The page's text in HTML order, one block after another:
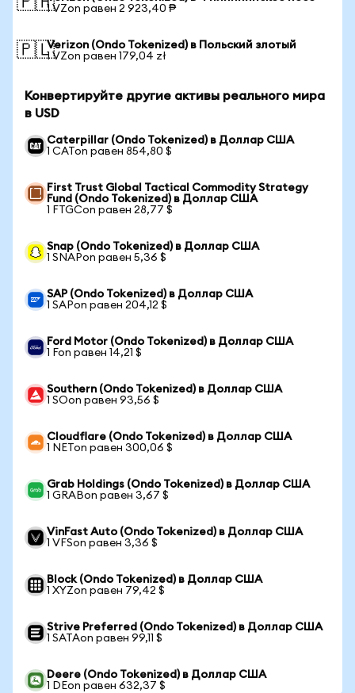
1 VZon равен 2 923,40 ₱
🇵🇱Verizon (Ondo Tokenized) в Польский злотый
1 VZon равен 179,04 zł
Конвертируйте другие активы реального мира
в USD
Caterpillar (Ondo Tokenized) в Доллар США
1 CATon равен 854,80 $
First Trust Global Tactical Commodity Strategy
Fund (Ondo Tokenized) в Доллар США
1 FTGCon равен 28,77 $
Snap (Ondo Tokenized) в Доллар США
1 SNAPon равен 5,36 $
SAP (Ondo Tokenized) в Доллар США
1 SAPon равен 204,12 $
Ford Motor (Ondo Tokenized) в Доллар США
1 Fon равен 14,21 $
Southern (Ondo Tokenized) в Доллар США
1 SOon равен 93,56 $
Cloudflare (Ondo Tokenized) в Доллар США
1 NETon равен 300,06 $
Grab Holdings (Ondo Tokenized) в Доллар США
1 GRABon равен 3,67 $
VinFast Auto (Ondo Tokenized) в Доллар США
1 VFSon равен 3,36 $
Block (Ondo Tokenized) в Доллар США
1 XYZon равен 79,42 $
Strive Preferred (Ondo Tokenized) в Доллар США
1 SATAon равен 99,11 $
Deere (Ondo Tokenized) в Доллар США
1 DEon равен 632,37 $